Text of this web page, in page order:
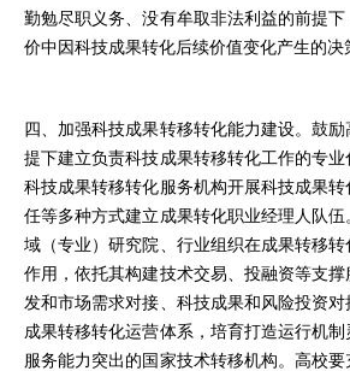
勤勉尽职义务、没有牟取非法利益的前提
价中因科技成果转化后续价值变化产生的决
四、加强科技成果转移转化能力建设。鼓
提下建立负责科技成果转移转化工作的专
科技成果转移转化服务机构开展科技成果
任等多种方式建立成果转化职业经理人队
域（专业）研究院、行业组织在成果转移
作用，依托其构建技术交易、投融资等支
发和市场需求对接、科技成果和风险投资
成果转移转化运营体系，培育打造运行机制
服务能力突出的国家技术转移机构。高校